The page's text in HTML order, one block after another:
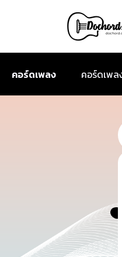
คอร์ดเพลง คอร์ดเพล